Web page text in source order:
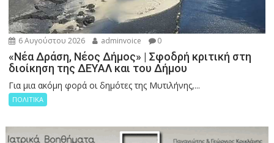
6 Αυγούστου 2026 adminvoice 0
«Νέα Δράση, Νέος Δήμος» | Σφοδρή κριτική στη
διοίκηση της ΔΕΥΑΛ και του Δήμου
Για μια ακόμη φορά οι δημότες της Μυτιλήνης,...
ΠΟΛΙΤΙΚΑ